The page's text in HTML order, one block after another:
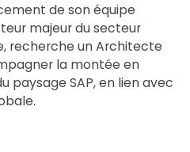
de son équipe
majeur du secteur
recherche un Architecte
la montée en
paysage SAP, en lien avec